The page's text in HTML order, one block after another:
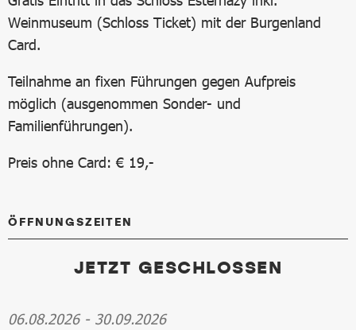
Weinmuseum (Schloss Ticket) mit der Burgenland
Card.
Teilnahme an fixen Führungen gegen Aufpreis
möglich (ausgenommen Sonder- und
Familienführungen).
Preis ohne Card: € 19,-
ÖFFNUNGSZEITEN
JETZT GESCHLOSSEN
06.08.2026- 30.09.2026